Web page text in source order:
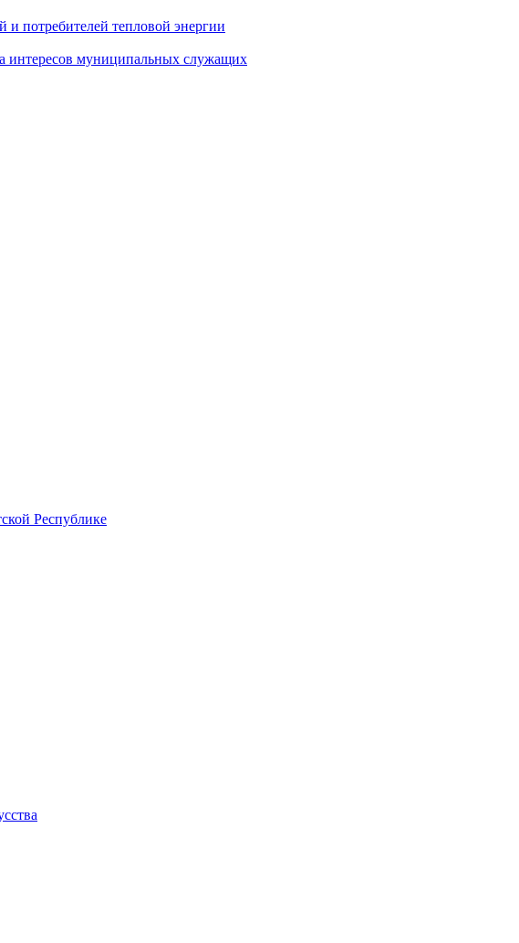
потребителей тепловой энергии
интересов муниципальных служащих
Республике